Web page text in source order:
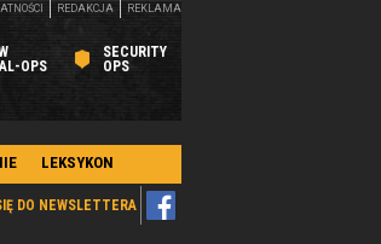
OPS
SECURITY
OPS
REDAKCJA REKLAMA
LEKSYKON
DO NEWSLETTERA